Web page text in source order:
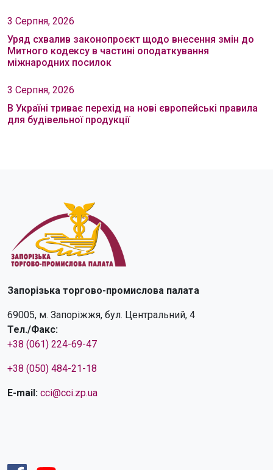
3 Серпня, 2026
Уряд схвалив законопроєкт щодо внесення змін до
Митного кодексу в частині оподаткування
міжнародних посилок
3 Серпня, 2026
В Україні триває перехід на нові європейські правила
для будівельної продукції
Запорізька торгово-промислова палата
69005, м. Запоріжжя, бул. Центральний, 4
Тел./Факс:
+38 (061) 224-69-47
+38 (050) 484-21-18
E-mail: cci@cci.zp.ua